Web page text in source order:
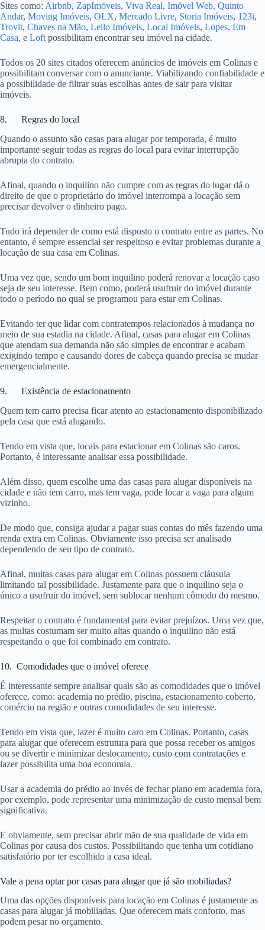
Sites como: Airbnb, ZapImóveis, Viva Real, Imóvel Web, Quinto
Andar, Moving Imóveis, OLX, Mercado Livre, Storia Imóveis, 123i,
Trovit, Chaves na Mão, Lello Imóveis, Local Imóveis, Lopes, Em
Casa, e Loft possibilitam encontrar seu imóvel na cidade.
Todos os 20 sites citados oferecem anúncios de imóveis em Colinas e
possibilitam conversar com o anunciante. Viabilizando confiabilidade e
a possibilidade de filtrar suas escolhas antes de sair para visitar
imóveis.
8. Regras do local
Quando o assunto são casas para alugar por temporada, é muito
importante seguir todas as regras do local para evitar interrupção
abrupta do contrato.
Afinal, quando o inquilino não cumpre com as regras do lugar dá o
direito de que o proprietário do imóvel interrompa a locação sem
precisar devolver o dinheiro pago.
Tudo irá depender de como está disposto o contrato entre as partes. No
entanto, é sempre essencial ser respeitoso e evitar problemas durante a
locação de sua casa em Colinas.
Uma vez que, sendo um bom inquilino poderá renovar a locação caso
seja de seu interesse. Bem como, poderá usufruir do imóvel durante
todo o período no qual se programou para estar em Colinas.
Evitando ter que lidar com contratempos relacionados à mudança no
meio de sua estadia na cidade. Afinal, casas para alugar em Colinas
que atendam sua demanda não são simples de encontrar e acabam
exigindo tempo e causando dores de cabeça quando precisa se mudar
emergencialmente.
9. Existência de estacionamento
Quem tem carro precisa ficar atento ao estacionamento disponibilizado
pela casa que está alugando.
Tendo em vista que, locais para estacionar em Colinas são caros.
Portanto, é interessante analisar essa possibilidade.
Além disso, quem escolhe uma das casas para alugar disponíveis na
cidade e não tem carro, mas tem vaga, pode locar a vaga para algum
vizinho.
De modo que, consiga ajudar a pagar suas contas do mês fazendo uma
renda extra em Colinas. Obviamente isso precisa ser analisado
dependendo de seu tipo de contrato.
Afinal, muitas casas para alugar em Colinas possuem cláusula
limitando tal possibilidade. Justamente para que o inquilino seja o
único a usufruir do imóvel, sem sublocar nenhum cômodo do mesmo.
Respeitar o contrato é fundamental para evitar prejuízos. Uma vez que,
as multas costumam ser muito altas quando o inquilino não está
respeitando o que foi combinado em contrato.
10. Comodidades que o imóvel oferece
É interessante sempre analisar quais são as comodidades que o imóvel
oferece, como: academia no prédio, piscina, estacionamento coberto,
comércio na região e outras comodidades de seu interesse.
Tendo em vista que, lazer é muito caro em Colinas. Portanto, casas
para alugar que oferecem estrutura para que possa receber os amigos
ou se divertir e minimizar deslocamento, custo com contratações e
lazer possibilita uma boa economia.
Usar a academia do prédio ao invés de fechar plano em academia fora,
por exemplo, pode representar uma minimização de custo mensal bem
significativa.
E obviamente, sem precisar abrir mão de sua qualidade de vida em
Colinas por causa dos custos. Possibilitando que tenha um cotidiano
satisfatório por ter escolhido a casa ideal.
Vale a pena optar por casas para alugar que já são mobiliadas?
Uma das opções disponíveis para locação em Colinas é justamente as
casas para alugar já mobiliadas. Que oferecem mais conforto, mas
podem pesar no orçamento.